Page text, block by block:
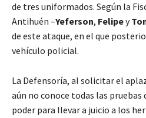
de tres uniformados. Según la
Antihuén –Yeferson, Felipey
de este ataque, en el que
vehículo policial.
La Defensoría, al solicitar el
aún no conoce todas las pruebas
poder para llevar a juicio a los